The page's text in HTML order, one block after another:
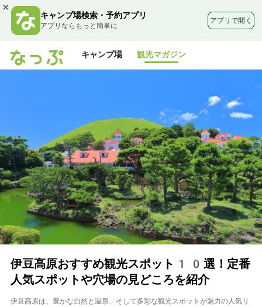
×
キャンプ場検索・予約アプリ
アプリならもっと簡単に
アプリで開く
キャンプ場 観光マガジン
伊豆高原おすすめ観光スポット10選！定番
人気スポットや穴場の見どころを紹介
伊豆高原は、豊かな自然と温泉、そして多彩な観光スポットが魅力の人気リ